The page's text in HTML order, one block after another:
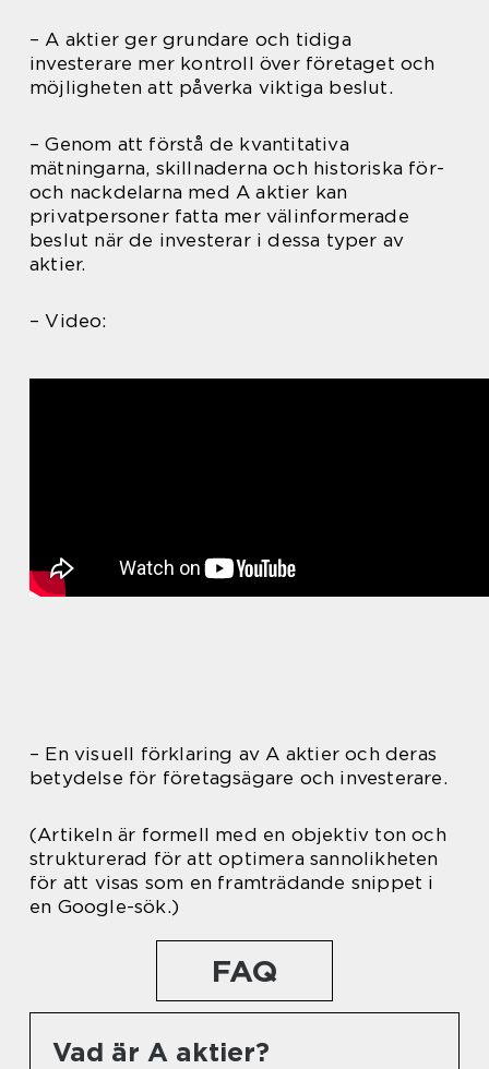
– A aktier ger grundare och tidiga
investerare mer kontroll över företaget och
möjligheten att påverka viktiga beslut.
– Genom att förstå de kvantitativa
mätningarna, skillnaderna och historiska för-
och nackdelarna med A aktier kan
privatpersoner fatta mer välinformerade
beslut när de investerar i dessa typer av
aktier.
– Video:
– En visuell förklaring av A aktier och deras
betydelse för företagsägare och investerare.
(Artikeln är formell med en objektiv ton och
strukturerad för att optimera sannolikheten
för att visas som en framträdande snippet i
en Google-sök.)
FAQ
Vad är A aktier?